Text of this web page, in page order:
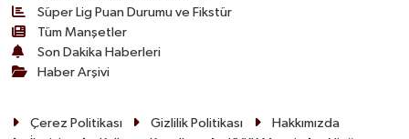
Süper Lig Puan Durumu ve Fikstür
Tüm Manşetler
Son Dakika Haberleri
Haber Arşivi
Çerez Politikası Gizlilik Politikası
Hakkımızda